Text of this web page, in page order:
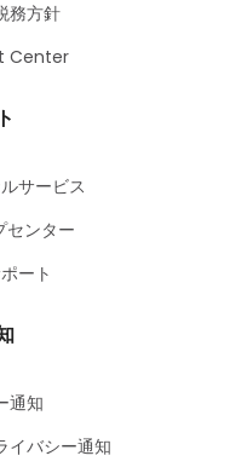
務方針
Center
サービス
ンター
ート
通知
イバシー通知